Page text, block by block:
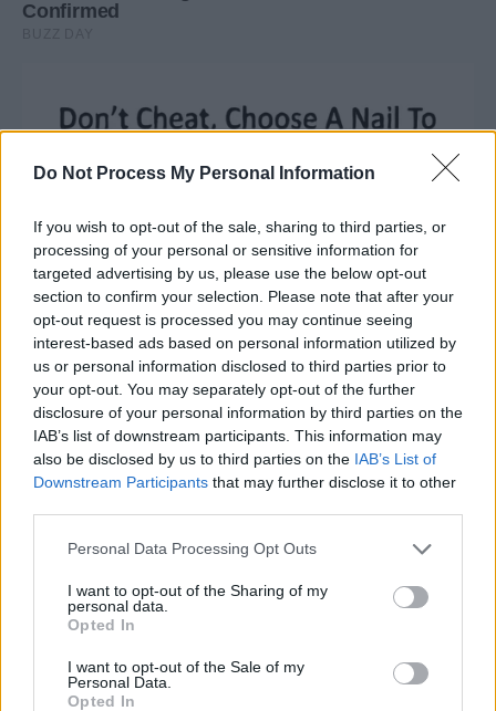
Do Not Process My Personal Information
If you wish to opt-out of the sale, sharing to third parties, or
processing of your personal or sensitive information for
targeted advertising by us, please use the below opt-out
section to confirm your selection. Please note that after your
opt-out request is processed you may continue seeing
interest-based ads based on personal information utilized by
us or personal information disclosed to third parties prior to
your opt-out. You may separately opt-out of the further
disclosure of your personal information by third parties on the
IAB’s list of downstream participants. This information may
also be disclosed by us to third parties on the IAB’s List of
Downstream Participants that may further disclose it to other
Personal Data Processing Opt Outs
I want to opt-out of the Sharing of my
personal data.
Opted In
I want to opt-out of the Sale of my
Personal Data.
Opted In